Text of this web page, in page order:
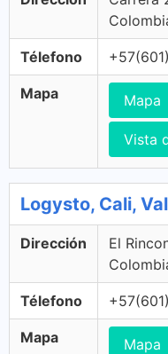
Télefono
Mapa Mapa
Vista
Logysto, Cali,
Dirección
El
Télefono
Mapa Mapa